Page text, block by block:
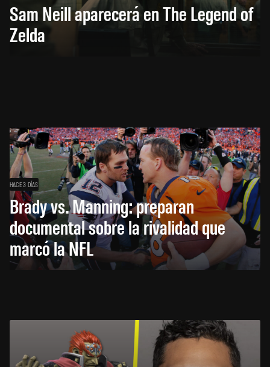
Sam Neill aparecerá en The Legend of
Zelda
HACE 3 DÍAS
Brady vs. Manning: preparan
documental sobre la rivalidad que
marcó la NFL